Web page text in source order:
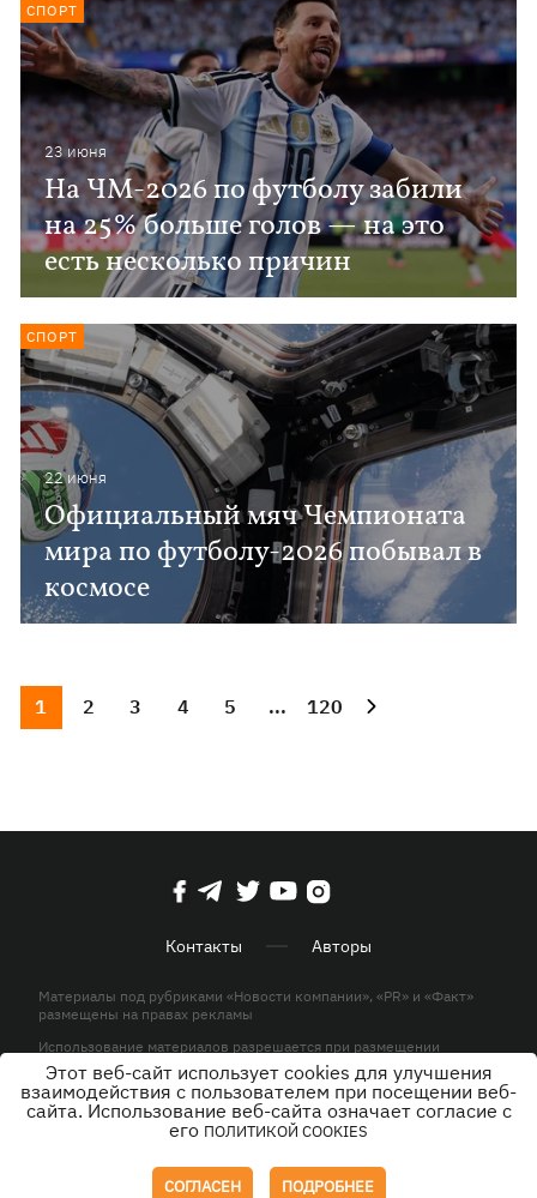
23 июня
На ЧМ-2026 по футболу забили
на 25% больше голов — на это
есть несколько причин
СПОРТ
22 июня
Официальный мяч Чемпионата
мира по футболу-2026 побывал в
космосе
СПОРТ
1 2 3 4 5 ... 120
Контакты Авторы
Материалы под рубриками «Новости компании», «PR» и «Факт»
размещены на правах рекламы
Использование материалов разрешается при размещении
активной гиперссылки на KP.UA в первом абзаце.
© ООО «ЮЛАВ МЕДИА»,2026. Все права защищены.
Этот веб-сайт использует cookies для улучшения
взаимодействия с пользователем при посещении веб-
сайта. Использование веб-сайта означает согласие с
его ПОЛИТИКОЙ COOKIES
СОГЛАСЕН ПОДРОБНЕЕ